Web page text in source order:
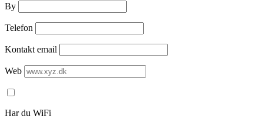
By
Telefon
Kontakt email
Web
Har du WiFi